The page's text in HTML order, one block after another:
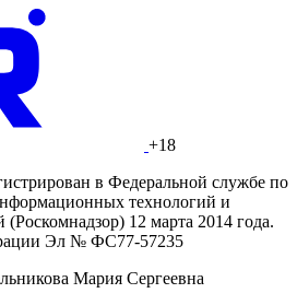
+18
в Федеральной службе по
технологий и
12 марта 2014 года.
Эл № ФС77-57235
Мария Сергеевна